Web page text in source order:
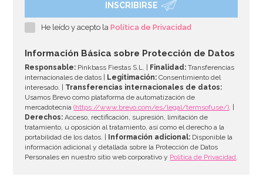
INSCRIBIRSE
He leído y acepto laPolítica de Privacidad
Información Básica sobre Protección de Datos
Responsable: Pinkbass Fiestas S.L. | Finalidad: Transferencias
internacionales de datos |
Legitimación: Consentimiento del
interesado. | Transferencias internacionales de datos:
Usamos Brevo como plataforma de automatización de
mercadotecnia(https://www.brevo.com/es/legal/termsofuse/). |
Derechos: Acceso, rectificación, supresión, limitación de
tratamiento, u oposición al tratamiento, así como el derecho a la
portabilidad de los datos. |
Información adicional: Disponible la
información adicional y detallada sobre la Protección de Datos
Personales en nuestro sitio web corporativo y Política de Privacidad.